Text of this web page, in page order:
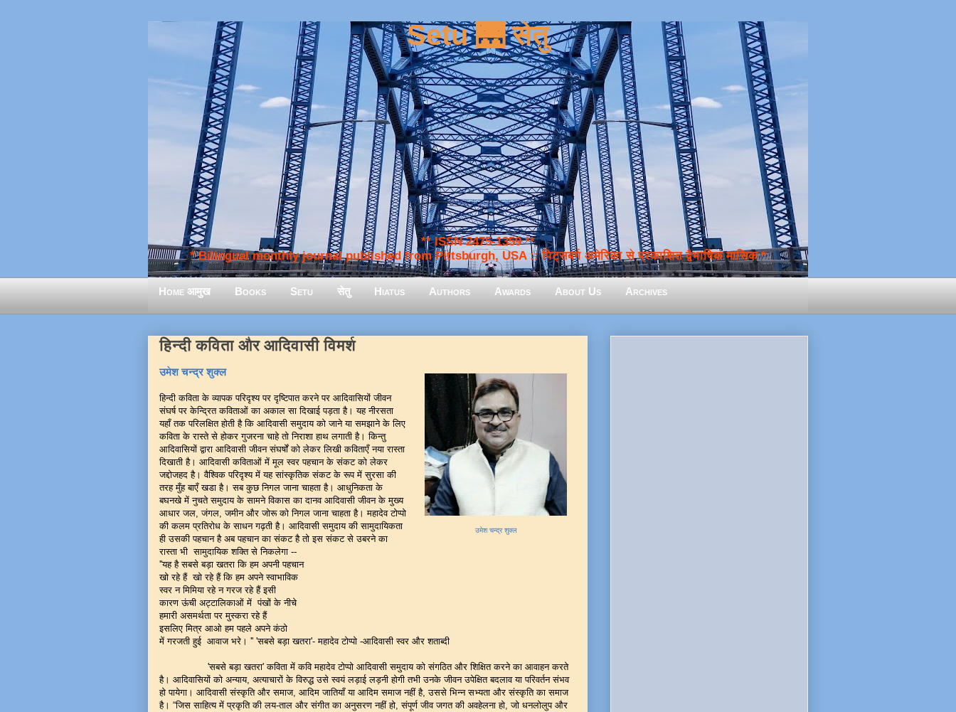
Setu 🌉 सेतु
** ISSN 2475-1359 **
* Bilingual monthly journal published from Pittsburgh, USA :: पिट्सबर्ग अमेरिका से प्रकाशित द्वैभाषिक मासिक *
Home आमुख Books Setu सेतु Hiatus Authors Awards About Us Archives
हिन्दी कविता और आदिवासी विमर्श
उमेश चन्द्र शुक्ल
उमेश चन्द्र शुक्ल
हिन्दी कविता के व्यापक परिदृश्य पर दृष्टिपात करने पर आदिवासियों जीवन
संघर्ष पर केन्द्रित कविताओं का अकाल सा दिखाई पड़ता है। यह नीरसता
यहाँ तक परिलक्षित होती है कि आदिवासी समुदाय को जाने या समझाने के लिए
कविता के रास्ते से होकर गुजरना चाहे तो निराशा हाथ लगाती है। किन्तु
आदिवासियों द्वारा आदिवासी जीवन संघर्षों को लेकर लिखी कविताएँ नया रास्ता
दिखाती है। आदिवासी कविताओं में मूल स्वर पहचान के संकट को लेकर
जद्दोजहद है। वैश्विक परिदृश्य में यह सांस्कृतिक संकट के रूप में सुरसा की
तरह मुँह बाएँ खडा है। सब कुछ निगल जाना चाहता है। आधुनिकता के
बघनखे में नुचते समुदाय के सामने विकास का दानव आदिवासी जीवन के मुख्य
आधार जल, जंगल, जमीन और जोरू को निगल जाना चाहता है। महादेव टोप्पो
की कलम प्रतिरोध के साधन गढ़ती है। आदिवासी समुदाय की सामुदायिकता
ही उसकी पहचान है अब पहचान का संकट है तो इस संकट से उबरने का
रास्ता भी सामुदायिक शक्ति से निकलेगा --
''यह है सबसे बड़ा खतरा कि हम अपनी पहचान
खो रहे हैं खो रहे हैं कि हम अपने स्वाभाविक
स्वर न मिमिया रहे न गरज रहे हैं इसी
कारण ऊंची अट्टालिकाओं में पंखों के नीचे
हमारी असमर्थता पर मुस्करा रहे हैं
इसलिए मित्र आओ हम पहले अपने कंठो
में गरजती हुई आवाज भरे। '' 'सबसे बड़ा खतरा'- महादेव टोप्पो -आदिवासी स्वर और शताब्दी
'सबसे बड़ा खतरा' कविता में कवि महादेव टोप्पो आदिवासी समुदाय को संगठित और शिक्षित करने का आवाहन करते
है। आदिवासियों को अन्याय, अत्याचारों के विरुद्ध उसे स्वयं लड़ाई लड़नी होगी तभी उनके जीवन उपेक्षित बदलाव या परिवर्तन संभव
हो पायेगा। आदिवासी संस्कृति और समाज, आदिम जातियाँ या आदिम समाज नहीं है, उससे भिन्न सभ्यता और संस्कृति का समाज
है। “जिस साहित्य में प्रकृति की लय-ताल और संगीत का अनुसरण नहीं हो, संपूर्ण जीव जगत की अवहेलना हो, जो धनलोलुप और